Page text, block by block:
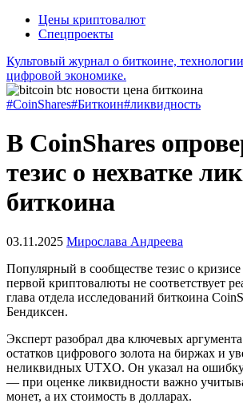
Цены криптовалют
Спецпроекты
Культовый журнал о биткоине,
цифровой экономике.
#CoinShares#Биткоин#ликвидность
В CoinShares
тезис о нехватке
биткоина
03.11.2025 Мирослава Андреева
Популярный в сообществе тезис о
первой криптовалюты не соответствует
глава отдела исследований биткоина
Бендиксен.
Эксперт разобрал два ключевых
остатков цифрового золота на биржах и
неликвидных UTXO. Он указал на
— при оценке ликвидности важно
монет, а их стоимость в долларах.